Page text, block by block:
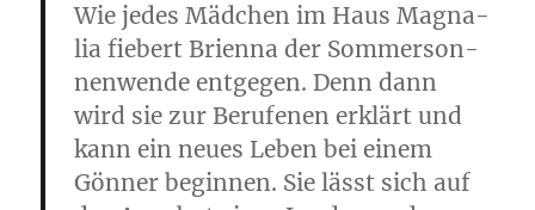
Wie jedes Mäd­chen im Haus Magna­
lia fie­bert Bri­en­na der Som­mer­son­
nen­wen­de ent­ge­gen. Denn dann
wird sie zur Beru­fe­nen erklärt und
kann ein neu­es Leben bei einem
Gön­ner begin­nen. Sie lässt sich auf